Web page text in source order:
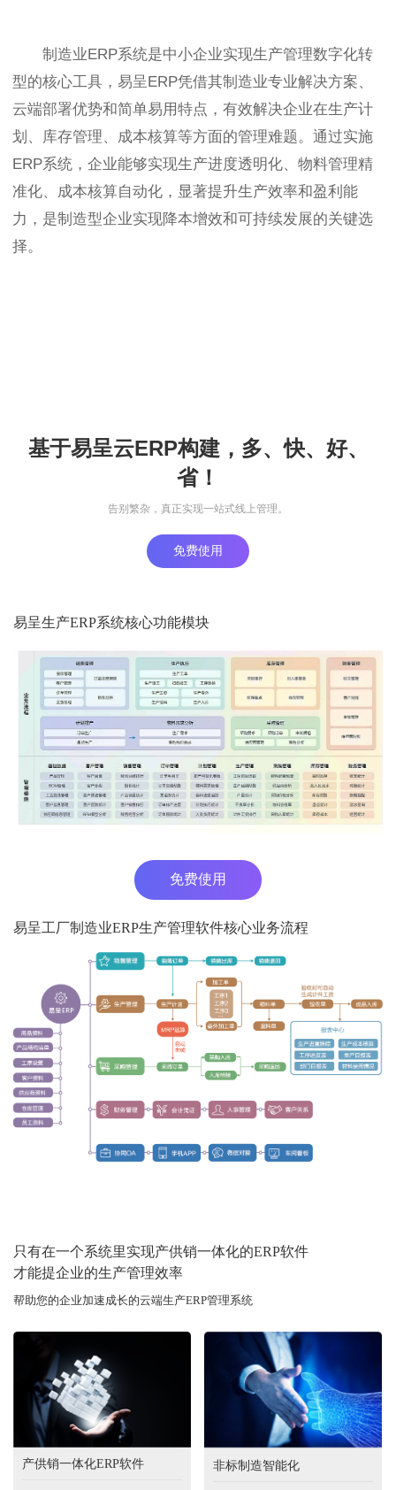
制造业ERP系统是中小企业实现生产管理数字化转
型的核心工具，易呈ERP凭借其制造业专业解决方案、
云端部署优势和简单易用特点，有效解决企业在生产计
划、库存管理、成本核算等方面的管理难题。通过实施
ERP系统，企业能够实现生产进度透明化、物料管理精
准化、成本核算自动化，显著提升生产效率和盈利能
力，是制造型企业实现降本增效和可持续发展的关键选
择。
基于易呈云ERP构建，多、快、好、
省！
告别繁杂，真正实现一站式线上管理。
免费使用
易呈生产ERP系统核心功能模块
免费使用
易呈工厂制造业ERP生产管理软件核心业务流程
只有在一个系统里实现产供销一体化的ERP软件
才能提企业的生产管理效率
帮助您的企业加速成长的云端生产ERP管理系统
产供销一体化ERP软件 非标制造智能化